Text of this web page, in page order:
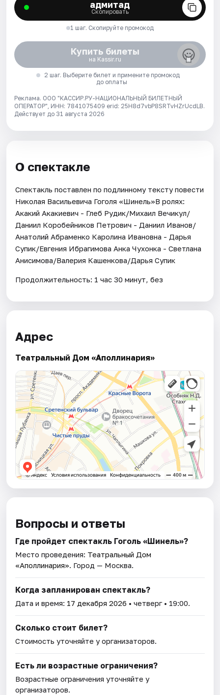
адмитад
Скопировать
1 шаг. Скопируйте промокод
Купить билеты
на Kassir.ru
2 шаг. Выберите билет и примените промокод
до оплаты
Реклама. ООО "КАССИР.РУ-НАЦИОНАЛЬНЫЙ БИЛЕТНЫЙ
ОПЕРАТОР", ИНН: 7841075409 erid: 25H8d7vbP8SRTvHZrUcdLB.
Действует до 31 августа 2026
О спектакле
Спектакль поставлен по подлинному тексту повести
Николая Васильевича Гоголя «Шинель»В ролях:
Акакий Акакиевич - Глеб Рудик/Михаил Вечикул/
Даниил Коробейников Петрович - Даниил Иванов/
Анатолий Абраменко Каролина Ивановна - Дарья
Супик/Евгения Ибрагимова Анка Чухонка - Светлана
Анисимова/Валерия Кашенкова/Дарья Супик
Продолжительность: 1 час 30 минут, без
Адрес
Театральный Дом «Аполлинария»
Вопросы и ответы
Где пройдет спектакль Гоголь «Шинель»?
Место проведения: Театральный Дом
«Аполлинария». Город — Москва.
Когда запланирован спектакль?
Дата и время: 17 декабря 2026 • четверг • 19:00.
Сколько стоит билет?
Стоимость уточняйте у организаторов.
Есть ли возрастные ограничения?
Возрастные ограничения уточняйте у
организаторов.